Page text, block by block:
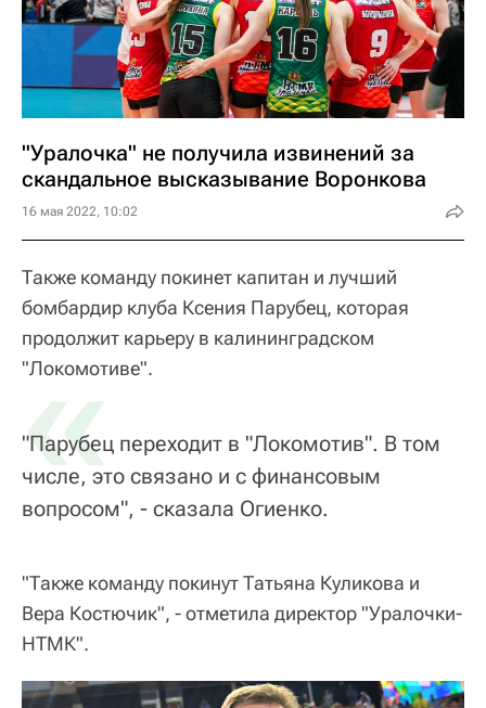
"Уралочка" не получила извинений за
скандальное высказывание Воронкова
16 мая 2022, 10:02
Также команду покинет капитан и лучший
бомбардир клуба Ксения Парубец, которая
продолжит карьеру в калининградском
"Локомотиве".
«
"Парубец переходит в "Локомотив". В том
числе, это связано и с финансовым
вопросом", - сказала Огиенко.
"Также команду покинут Татьяна Куликова и
Вера Костючик", - отметила директор "Уралочки-
НТМК".